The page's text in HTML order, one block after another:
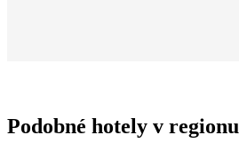
Podobné hotely v regionu